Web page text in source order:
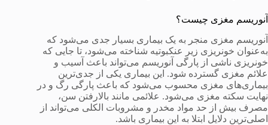
آنوریسم مغزی چیست؟
آنوریسم مغزی منجر به یک بیماری بسیار جدی می‌شود که
به‌عنوان خونریزی زیر عنکبوتیه شناخته می‌شود، تا جایی که
خونریزی ناشی از پارگی آنوریسم می‌تواند باعث آسیب و
علائم مغزی گسترده شود. این بیماری یکی از جدی‌ترین
بیماری‌های مغزی محسوب می‌شود که باعث پارگی رگ و در
نهایت سکته مغزی می‌شود. علائمی مانند بالارفتن سن،
مصرف بیش از حد مواد مخدر و مشروبات الکلی می‌تواند از
اصلی‌ترین دلایل ابتلا به این بیماری باشد.